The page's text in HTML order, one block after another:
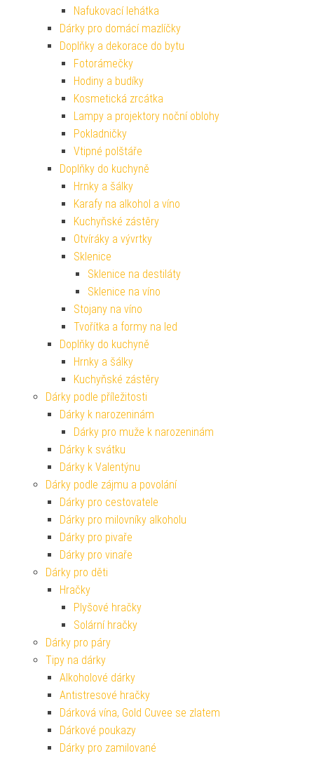
Nafukovací lehátka
Dárky pro domácí mazlíčky
Doplňky a dekorace do bytu
Fotorámečky
Hodiny a budíky
Kosmetická zrcátka
Lampy a projektory noční oblohy
Pokladničky
Vtipné polštáře
Doplňky do kuchyně
Hrnky a šálky
Karafy na alkohol a víno
Kuchyňské zástěry
Otvíráky a vývrtky
Sklenice
Sklenice na destiláty
Sklenice na víno
Stojany na víno
Tvořítka a formy na led
Doplňky do kuchyně
Hrnky a šálky
Kuchyňské zástěry
Dárky podle příležitosti
Dárky k narozeninám
Dárky pro muže k narozeninám
Dárky k svátku
Dárky k Valentýnu
Dárky podle zájmu a povolání
Dárky pro cestovatele
Dárky pro milovníky alkoholu
Dárky pro pivaře
Dárky pro vinaře
Dárky pro děti
Hračky
Plyšové hračky
Solární hračky
Dárky pro páry
Tipy na dárky
Alkoholové dárky
Antistresové hračky
Dárková vína, Gold Cuvee se zlatem
Dárkové poukazy
Dárky pro zamilované